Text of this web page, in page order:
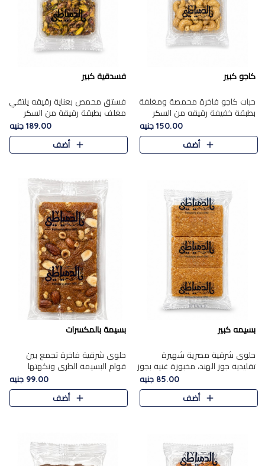
كاجو كبير
حبات كاجو فاخرة محمصة ومغلفة
بطبقة خفيفة رقيقه من السكر
المكرمل، تجمع بين توازن النعومة
زبدية غنية فاخرة والقرمشة
المرضية في حلوى شرقية بطاب..
150.00 جنيه
أضف
فسدقية كبير
فستق محمص بعناية رقيقه يلتقي
مغلف بطبقة رقيقة من السكر
المكرمل، ليقدم مذاقًا فاخرًا حلوي
شرقية فاخرة ونكهة غنية ناتي تميز
كل قطعة و قوام هش
189.00 جنيه
أضف
بسيمه كبير
حلوى شرقية مصرية شهيرة
تقليدية جوز الهند، مخبوزة غنية بجوز
الهند، بلمسه ذهبية وتتميز بقوامها
المرمل وطعمها اللذيذ الذي يشبه
البسبوسة. تُخبز..
85.00 جنيه
أضف
بسيمة بالمكسرات
حلوى شرقية فاخرة تجمع بين
قوام البسيمة الطري ونكهتها
الغنية، مزينة بتشكيلة مختارة من
اللوز والبندق والمكسرات الفاخرة.
مزيج متوازن من القوام ..
99.00 جنيه
أضف